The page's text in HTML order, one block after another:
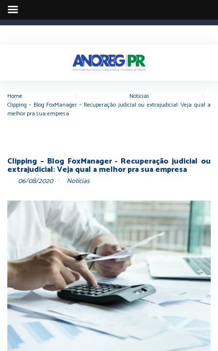
Home Notícias
Clipping – Blog FoxManager – Recuperação judicial ou extrajudicial: Veja qual a
melhor pra sua empresa
Clipping – Blog FoxManager - Recuperação judicial ou
extrajudicial: Veja qual a melhor pra sua empresa
06/08/2020 Notícias